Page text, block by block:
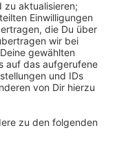
niemand
Die Feuerwehr
noch auf ein
und 21:15 Uhr.
Viersen -